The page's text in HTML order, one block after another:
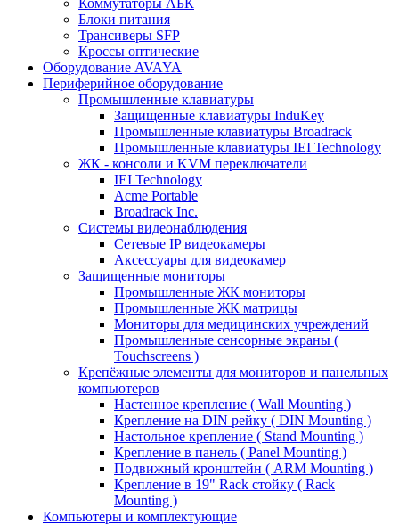
Коммутаторы АБК
Блоки питания
Трансиверы SFP
Кроссы оптические
Оборудование AVAYA
Периферийное оборудование
Промышленные клавиатуры
Защищенные клавиатуры InduKey
Промышленные клавиатуры Broadrack
Промышленные клавиатуры IEI Technology
ЖК - консоли и KVM переключатели
IEI Technology
Acme Portable
Broadrack Inc.
Системы видеонаблюдения
Сетевые IP видеокамеры
Аксессуары для видеокамер
Защищенные мониторы
Промышленные ЖК мониторы
Промышленные ЖК матрицы
Мониторы для медицинских учреждений
Промышленные сенсорные экраны (
Touchscreens )
Крепёжные элементы для мониторов и панельных
компьютеров
Настенное крепление ( Wall Mounting )
Крепление на DIN рейку ( DIN Mounting )
Настольное крепление ( Stand Mounting )
Крепление в панель ( Panel Mounting )
Подвижный кронштейн ( ARM Mounting )
Крепление в 19" Rack стойку ( Rack
Mounting )
Компьютеры и комплектующие